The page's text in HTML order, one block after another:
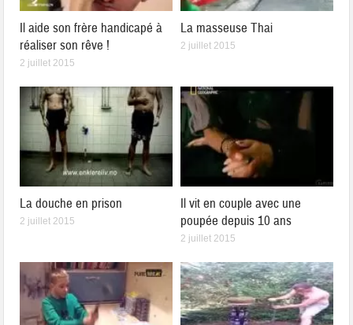
Il aide son frère handicapé à
réaliser son rêve !
2 juillet 2015
La masseuse Thai
2 juillet 2015
La douche en prison
2 juillet 2015
Il vit en couple avec une
poupée depuis 10 ans
2 juillet 2015